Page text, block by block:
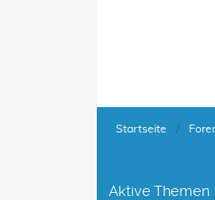
Startseite
Aktive Themen